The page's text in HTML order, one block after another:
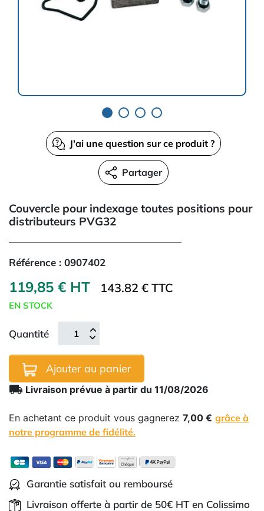
J'ai une question sur ce produit ?
Partager
Couvercle pour indexage toutes positions pour
distributeurs PVG32
Référence : 0907402
119,85 € HT 143.82 € TTC
EN STOCK
Quantité
Ajouter au panier
local_shipping Livraison prévue à partir du 11/08/2026
En achetant ce produit vous gagnerez 7,00 € grâce à
notre programme de fidélité.
Garantie satisfait ou remboursé
Livraison offerte à partir de 50€ HT en Colissimo